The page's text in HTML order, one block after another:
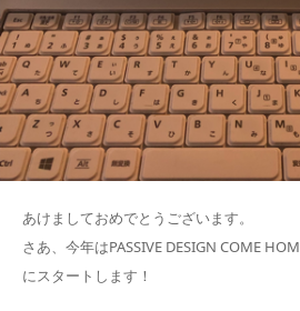
あけましておめでとうございます。
さあ、今年はPASSIVE DESIGN COME
にスタートします！